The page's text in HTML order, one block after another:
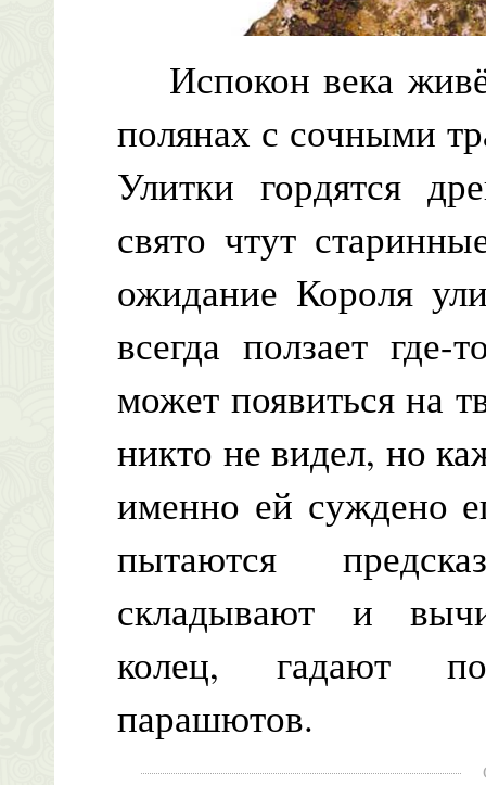
Испокон века
полянах с сочными
Улитки гордятся
свято чтут
ожидание Короля
всегда ползает
может появиться на
никто не видел, но
именно ей суждено
пытаются
складывают и
колец, гадают
парашютов.